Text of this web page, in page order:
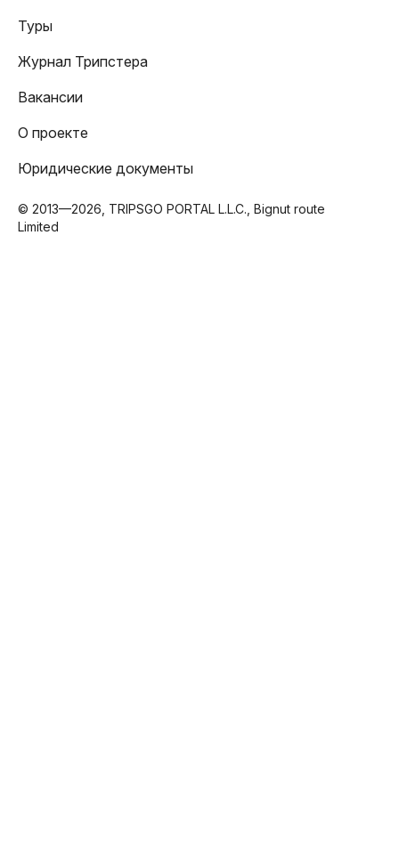
Туры
Журнал Трипстера
Вакансии
О проекте
Юридические документы
© 2013—2026, TRIPSGO PORTAL L.L.C., Bignut route
Limited